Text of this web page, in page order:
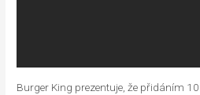
Burger King prezentuje, že přidáním